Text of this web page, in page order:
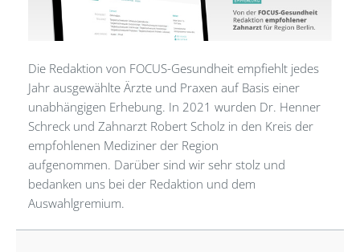
Die Redaktion von FOCUS-Gesundheit empfiehlt jedes
Jahr ausgewählte Ärzte und Praxen auf Basis einer
unabhängigen Erhebung. In 2021 wurden Dr. Henner
Schreck und Zahnarzt Robert Scholz in den Kreis der
empfohlenen Mediziner der Region
aufgenommen. Darüber sind wir sehr stolz und
bedanken uns bei der Redaktion und dem
Auswahlgremium.